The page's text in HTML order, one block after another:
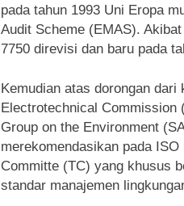
pada tahun 1993 Uni Eropa
Audit Scheme (EMAS).
7750 direvisi dan baru pada
Kemudian atas dorongan dari
Electrotechnical Commission
Group on the Environment
merekomendasikan pada
Committe (TC) yang khusus
standar manajemen